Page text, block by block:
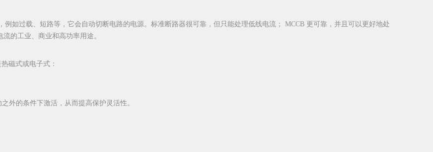
例如过载、短路等，它会自动切断电路的电源。标准断路器很可靠，但只能处理低线电流； MCCB 更可靠，并且可以更好地处
的工业、商业和高功率用途。
磁式或电子式：
外的条件下激活，从而提高保护灵活性。